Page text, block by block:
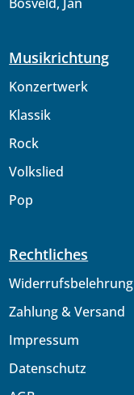
Musikrichtung
Konzertwerk
Klassik
Rock
Volkslied
Pop
Rechtliches
Widerrufsbelehrung
Zahlung & Versand
Impressum
Datenschutz